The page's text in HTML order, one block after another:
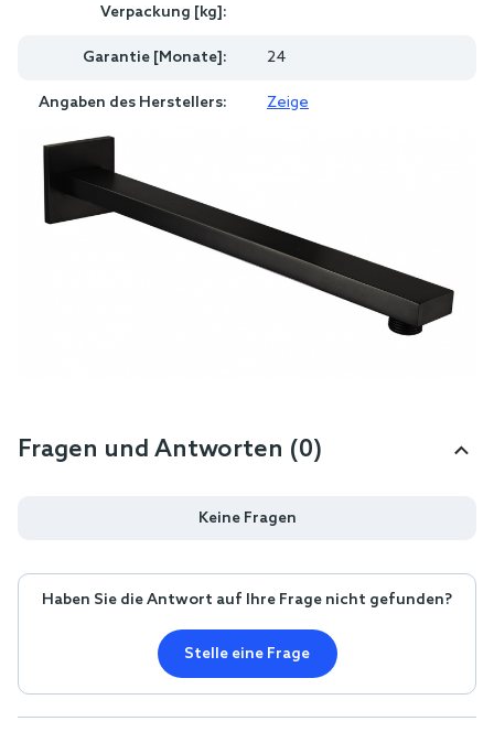
Verpackung [kg]:
Garantie [Monate]: 24
Angaben des Herstellers: Zeige
Fragen und Antworten (0)
Keine Fragen
Haben Sie die Antwort auf Ihre Frage nicht gefunden?
Stelle eine Frage